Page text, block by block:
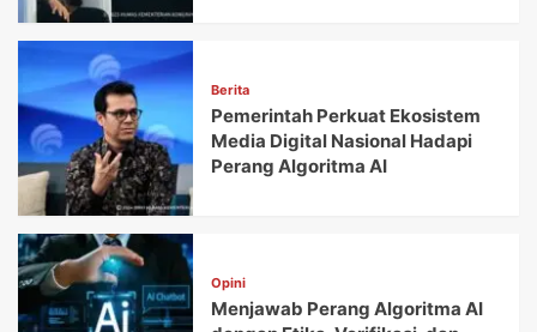
Berita
Pemerintah Perkuat Ekosistem
Media Digital Nasional Hadapi
Perang Algoritma AI
Opini
Menjawab Perang Algoritma AI